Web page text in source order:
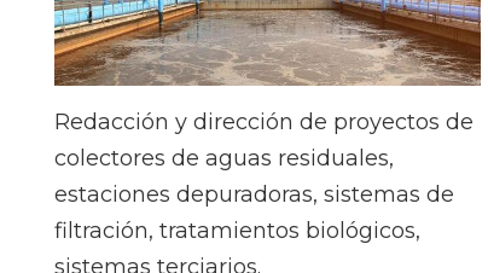
Redacción y dirección de proyectos de
colectores de aguas residuales,
estaciones depuradoras, sistemas de
filtración, tratamientos biológicos,
sistemas terciarios.